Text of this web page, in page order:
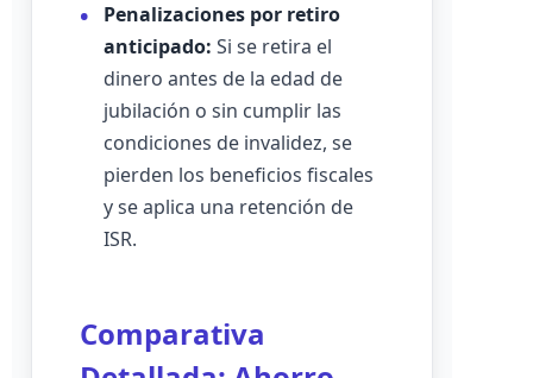
Penalizaciones por retiro
anticipado: Si se retira el
dinero antes de la edad de
jubilación o sin cumplir las
condiciones de invalidez, se
pierden los beneficios fiscales
y se aplica una retención de
ISR.
Comparativa